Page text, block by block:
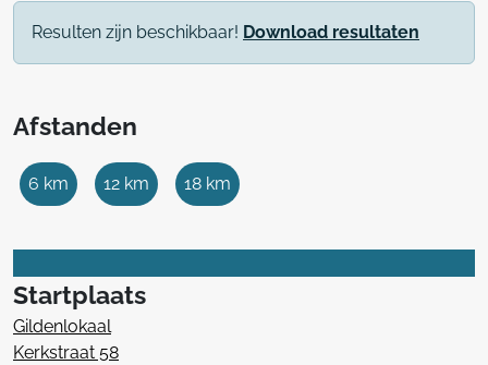
Resulten zijn beschikbaar! Download resultaten
Afstanden
6 km 12 km 18 km
Startplaats
Gildenlokaal
Kerkstraat 58